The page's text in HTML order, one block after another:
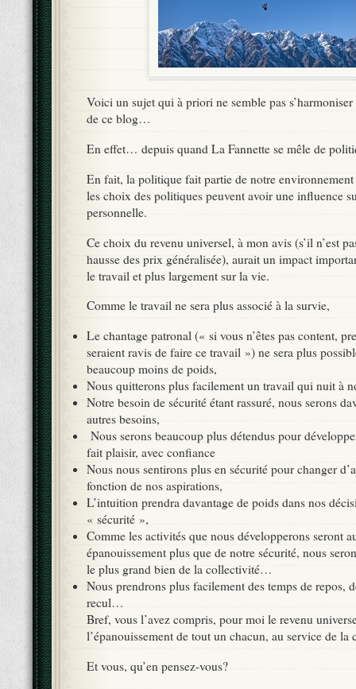
Voici un sujet qui à priori ne semble pas
de ce blog…
En effet… depuis quand La Fannette se mêle de
En fait, la politique fait partie de notre
les choix des politiques peuvent avoir une influence
personnelle.
Ce choix du revenu universel, à mon avis (s’il n’est
hausse des prix généralisée), aurait un impact
le travail et plus largement sur la vie.
Comme le travail ne sera plus associé à la survie,
Le chantage patronal (« si vous n’êtes pas content,
seraient ravis de faire ce travail ») ne sera plus
beaucoup moins de poids,
Nous quitterons plus facilement un travail qui nuit à
Notre besoin de sécurité étant rassuré, nous serons
autres besoins,
Nous serons beaucoup plus détendus pour
fait plaisir, avec confiance
Nous nous sentirons plus en sécurité pour changer
fonction de nos aspirations,
L’intuition prendra davantage de poids dans nos
« sécurité »,
Comme les activités que nous développerons seront
épanouissement plus que de notre sécurité, nous
le plus grand bien de la collectivité…
Nous prendrons plus facilement des temps de repos,
recul…
Bref, vous l’avez compris, pour moi le revenu
l’épanouissement de tout un chacun, au service de
Et vous, qu’en pensez-vous?